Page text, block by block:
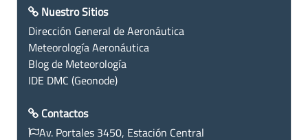
Nuestro Sitios
Dirección General de Aeronáutica
Meteorología Aeronáutica
Blog de Meteorología
IDE DMC (Geonode)
Contactos
Av. Portales 3450, Estación Central